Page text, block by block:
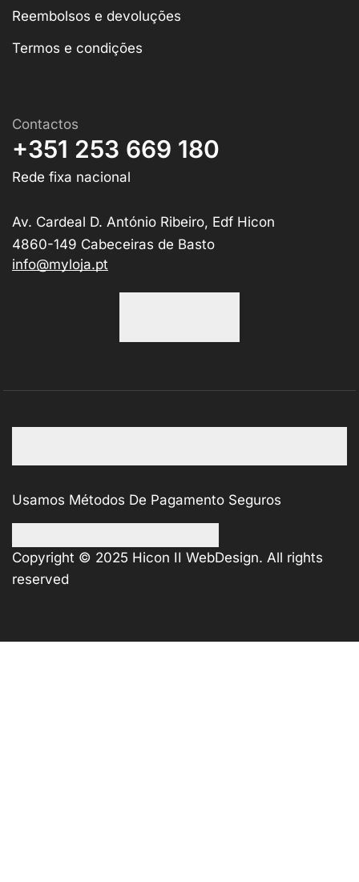
Reembolsos e devoluções
Termos e condições
Contactos
+351 253 669 180
Rede fixa nacional
Av. Cardeal D. António Ribeiro, Edf Hicon
4860-149 Cabeceiras de Basto
info@myloja.pt
Usamos Métodos De Pagamento Seguros
Copyright © 2025 Hicon II WebDesign. All rights
reserved